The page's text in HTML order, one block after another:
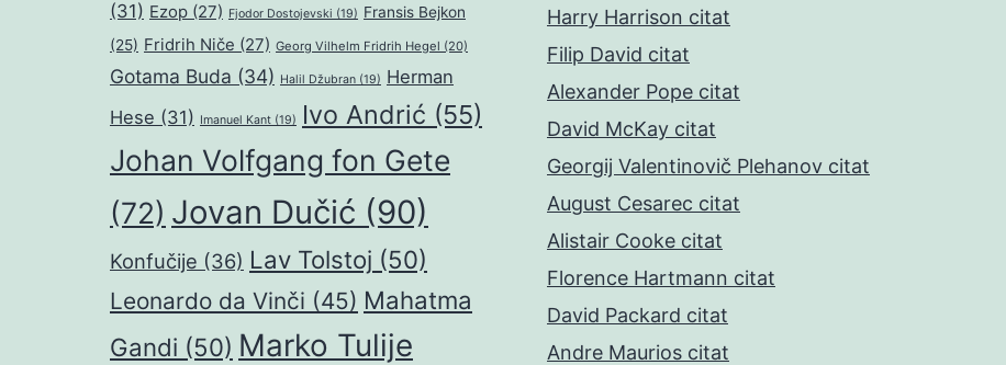
(31) Ezop (27) Fjodor Dostojevski (19) Fransis Bejkon
(25) Fridrih Niče (27) Georg Vilhelm Fridrih Hegel (20)
Gotama Buda (34) Halil Džubran (19) Herman
Hese (31) Imanuel Kant (19) Ivo Andrić (55)
Johan Volfgang fon Gete
(72) Jovan Dučić (90)
Konfučije (36) Lav Tolstoj (50)
Leonardo da Vinči (45) Mahatma
Gandi (50) Marko Tulije
Harry Harrison citat
Filip David citat
Alexander Pope citat
David McKay citat
Georgij Valentinovič Plehanov citat
August Cesarec citat
Alistair Cooke citat
Florence Hartmann citat
David Packard citat
Andre Maurios citat